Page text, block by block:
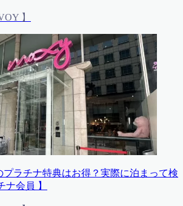
】
プラチナ特典はお得？実際に泊まって検
会員 】